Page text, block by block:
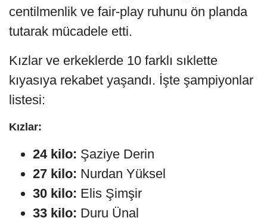
centilmenlik ve fair-play ruhunu ön planda
tutarak mücadele etti.
Kızlar ve erkeklerde 10 farklı sıklette
kıyasıya rekabet yaşandı. İşte şampiyonlar
listesi:
Kızlar:
24 kilo: Şaziye Derin
27 kilo: Nurdan Yüksel
30 kilo: Elis Şimşir
33 kilo: Duru Ünal